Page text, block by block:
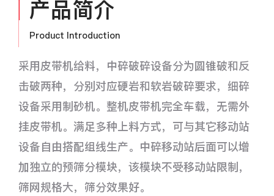
产品简介
Product Introduction
采用皮带机给料，中碎破碎设备分为圆锥破和反
击破两种，分别对应硬岩和软岩破碎要求，细碎
设备采用制砂机。整机皮带机完全车载，无需外
挂皮带机。满足多种上料方式，可与其它移动站
设备自由搭配组线生产。中碎移动站后面可以增
加独立的预筛分模块，该模块不受移动站限制，
筛网规格大，筛分效果好。